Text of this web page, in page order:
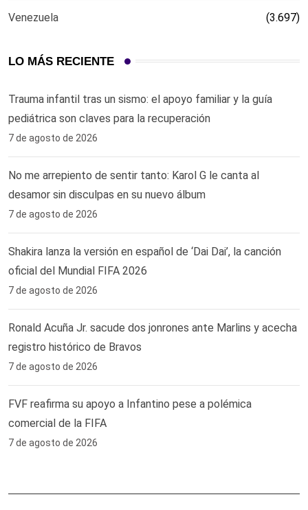
Venezuela (3.697)
LO MÁS RECIENTE
Trauma infantil tras un sismo: el apoyo familiar y la guía
pediátrica son claves para la recuperación
7 de agosto de 2026
No me arrepiento de sentir tanto: Karol G le canta al
desamor sin disculpas en su nuevo álbum
7 de agosto de 2026
Shakira lanza la versión en español de ‘Dai Dai’, la canción
oficial del Mundial FIFA 2026
7 de agosto de 2026
Ronald Acuña Jr. sacude dos jonrones ante Marlins y acecha
registro histórico de Bravos
7 de agosto de 2026
FVF reafirma su apoyo a Infantino pese a polémica
comercial de la FIFA
7 de agosto de 2026